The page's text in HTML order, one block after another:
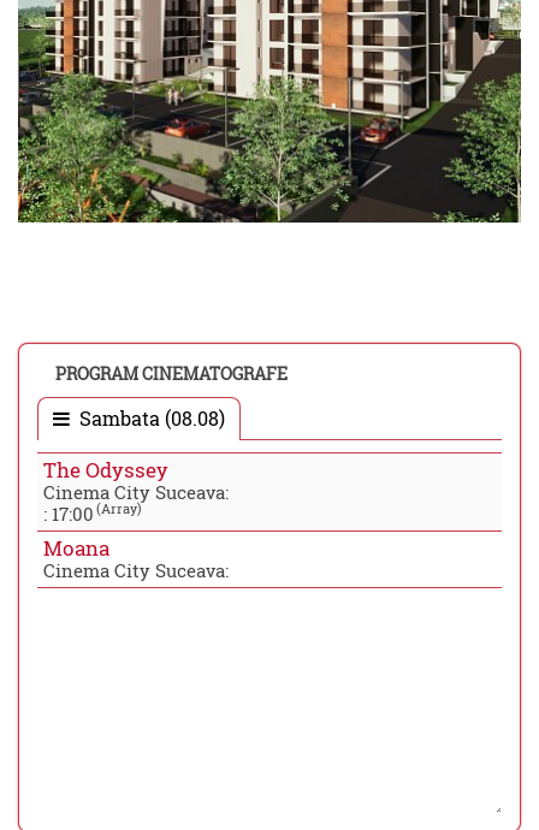
PROGRAM CINEMATOGRAFE
Sambata (08.08)
The Odyssey
Cinema City Suceava:
: 17:00 (Array)
Moana
Cinema City Suceava: